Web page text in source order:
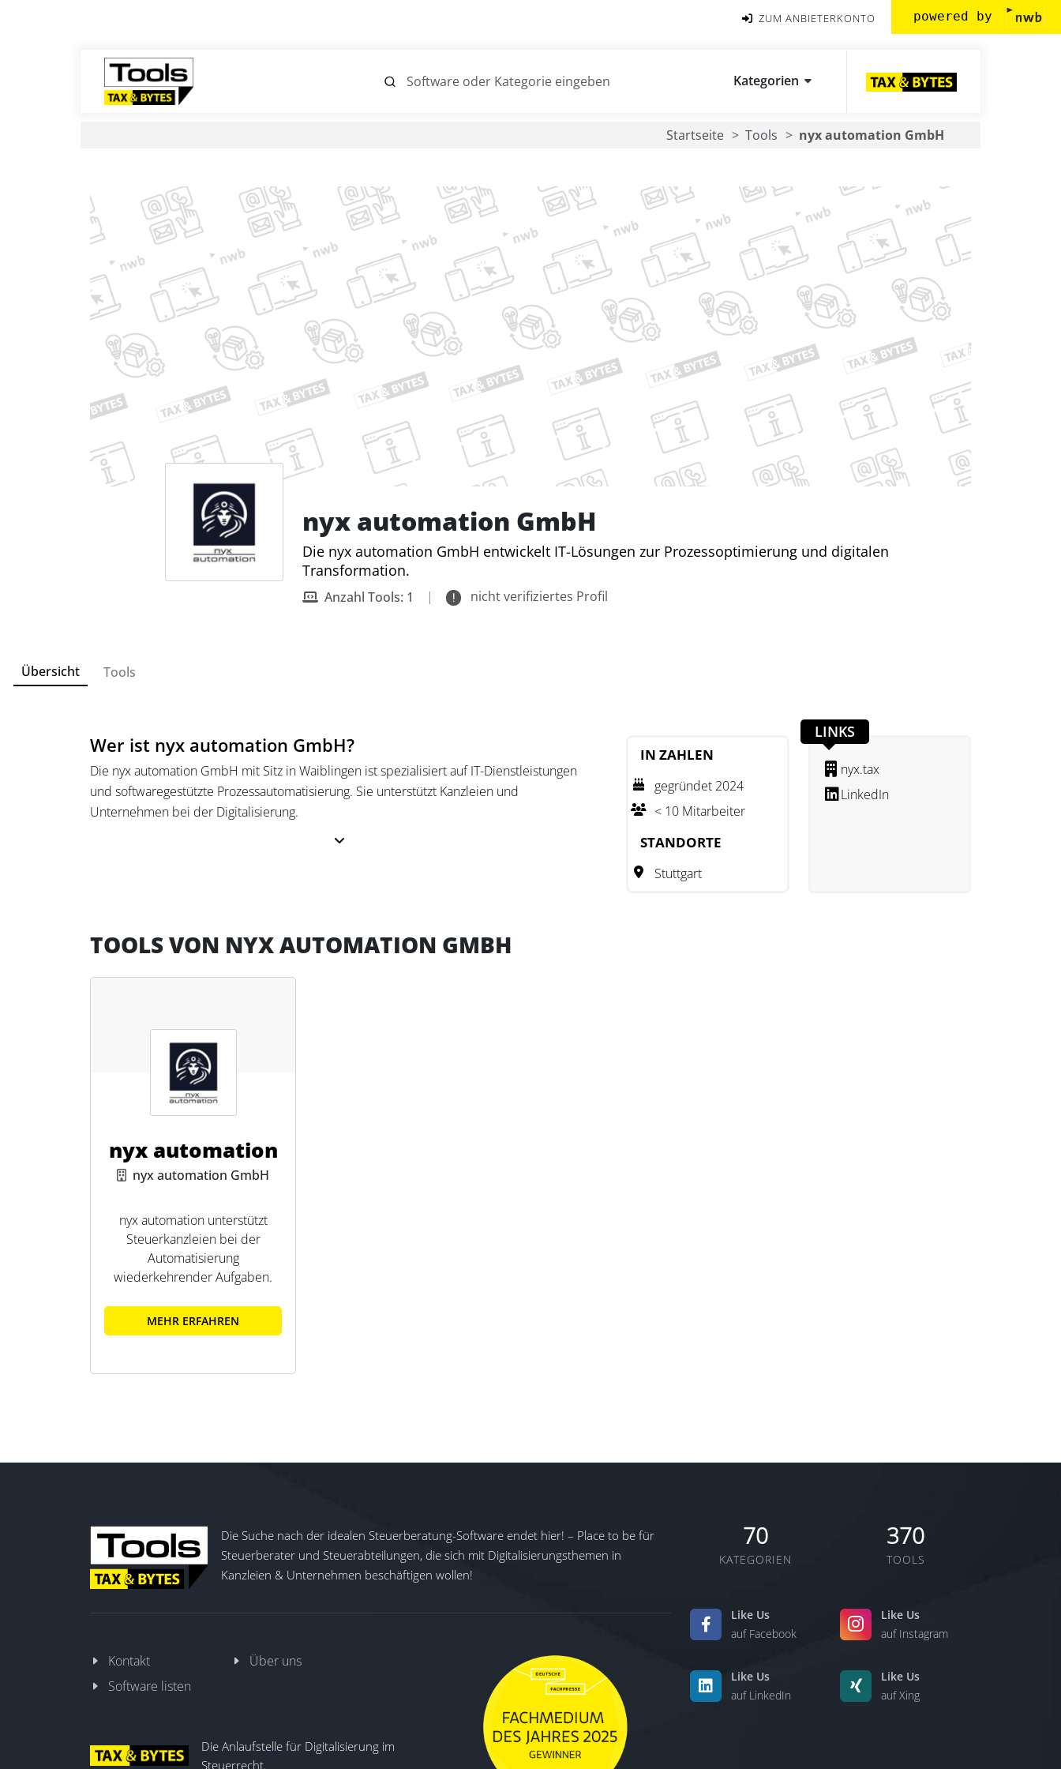
ZUM ANBIETERKONTO powered by
Kategorien
Startseite Tools nyx automation GmbH
nyx automation GmbH
Die nyx automation GmbH entwickelt IT-Lösungen zur Prozessoptimierung und digitalen
Transformation.
Anzahl Tools: 1 | nicht verifiziertes Profil
Übersicht Tools
Wer ist nyx automation GmbH?
Die nyx automation GmbH mit Sitz in Waiblingen ist spezialisiert auf IT-Dienstleistungen
und softwaregestützte Prozessautomatisierung. Sie unterstützt Kanzleien und
Unternehmen bei der Digitalisierung.
Das Unternehmen bietet Lösungen zur Automatisierung von Geschäftsprozessen sowie
IN ZAHLEN
gegründet 2024
< 10 Mitarbeiter
STANDORTE
Stuttgart
LINKS
nyx.tax
LinkedIn
TOOLS VON NYX AUTOMATION GMBH
nyx automation
nyx automation GmbH
nyx automation unterstützt
Steuerkanzleien bei der
Automatisierung
wiederkehrender Aufgaben.
MEHR ERFAHREN
Die Suche nach der idealen Steuerberatung-Software endet hier! – Place to be für
Steuerberater und Steuerabteilungen, die sich mit Digitalisierungsthemen in
Kanzleien & Unternehmen beschäftigen wollen!
Kontakt
Über uns
Software listen
Die Anlaufstelle für Digitalisierung im
Steuerrecht.
70
KATEGORIEN
370
TOOLS
Like Us
auf Facebook
Like Us
auf Instagram
Like Us
auf LinkedIn
Like Us
auf Xing